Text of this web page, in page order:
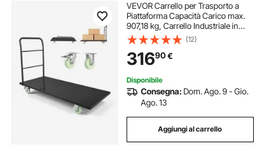
VEVOR Carrello per Trasporto a
Piattaforma Capacità Carico max.
907,18 kg, Carrello Industriale in
Acciaio a Spinta Manuale con
Piattaforma, Pianale per
Spostamento dei Bagagli Pacchi
Merci Logistica
(12)
31690€
Disponibile
Consegna: Dom. Ago. 9 - Gio.
Ago. 13
Aggiungi al carrello